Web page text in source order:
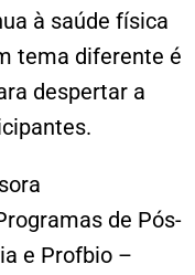
à saúde física
tema diferente é
despertar a
de Pós-
e Profbio –